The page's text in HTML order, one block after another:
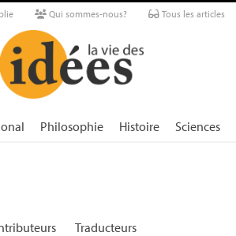
Qui sommes-nous? Tous les articles
Philosophie Histoire Sciences
Traducteurs